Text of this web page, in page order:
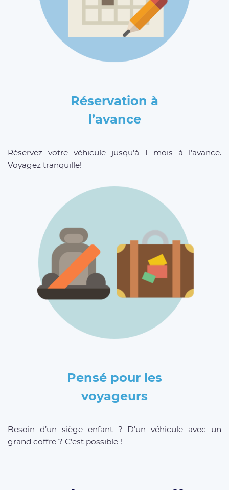
Réservation à
l’avance
Réservez votre véhicule jusqu’à 1 mois à l’avance.
Voyagez tranquille!
Pensé pour les
voyageurs
Besoin d’un siège enfant ? D’un véhicule avec un
grand coffre ? C’est possible !